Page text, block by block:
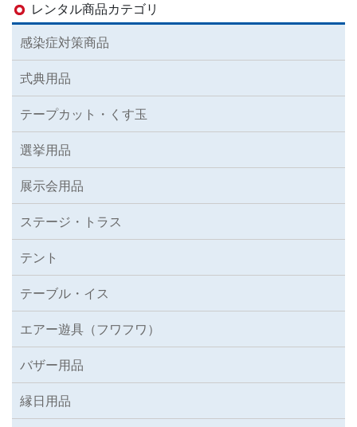
レンタル商品カテゴリ
感染症対策商品
式典用品
テープカット・くす玉
選挙用品
展示会用品
ステージ・トラス
テント
テーブル・イス
エアー遊具（フワフワ）
バザー用品
縁日用品